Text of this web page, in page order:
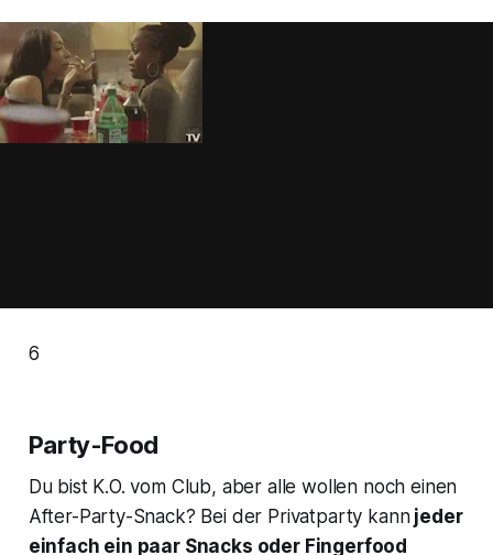
6
Party-Food
Du bist K.O. vom Club, aber alle wollen noch einen
After-Party-Snack? Bei der Privatparty kannjeder
einfach ein paar Snacks oder Fingerfood